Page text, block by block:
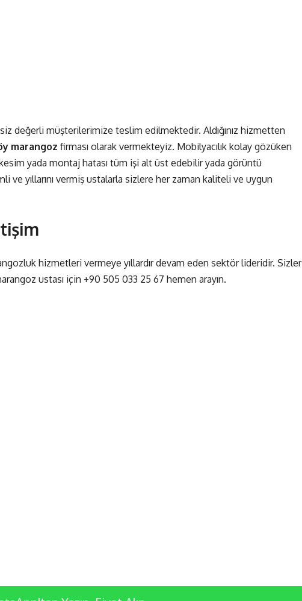
değerli müşterilerimize teslim edilmektedir. Aldığınız hizmetten
marangoz firması olarak vermekteyiz. Mobilyacılık kolay gözüken
yada montaj hatası tüm işi alt üst edebilir yada görüntü
ve yıllarını vermiş ustalarla sizlere her zaman kaliteli ve uygun
hizmetleri vermeye yıllardır devam eden sektör lideridir. Sizler
ustası için +90 505 033 25 67 hemen arayın.